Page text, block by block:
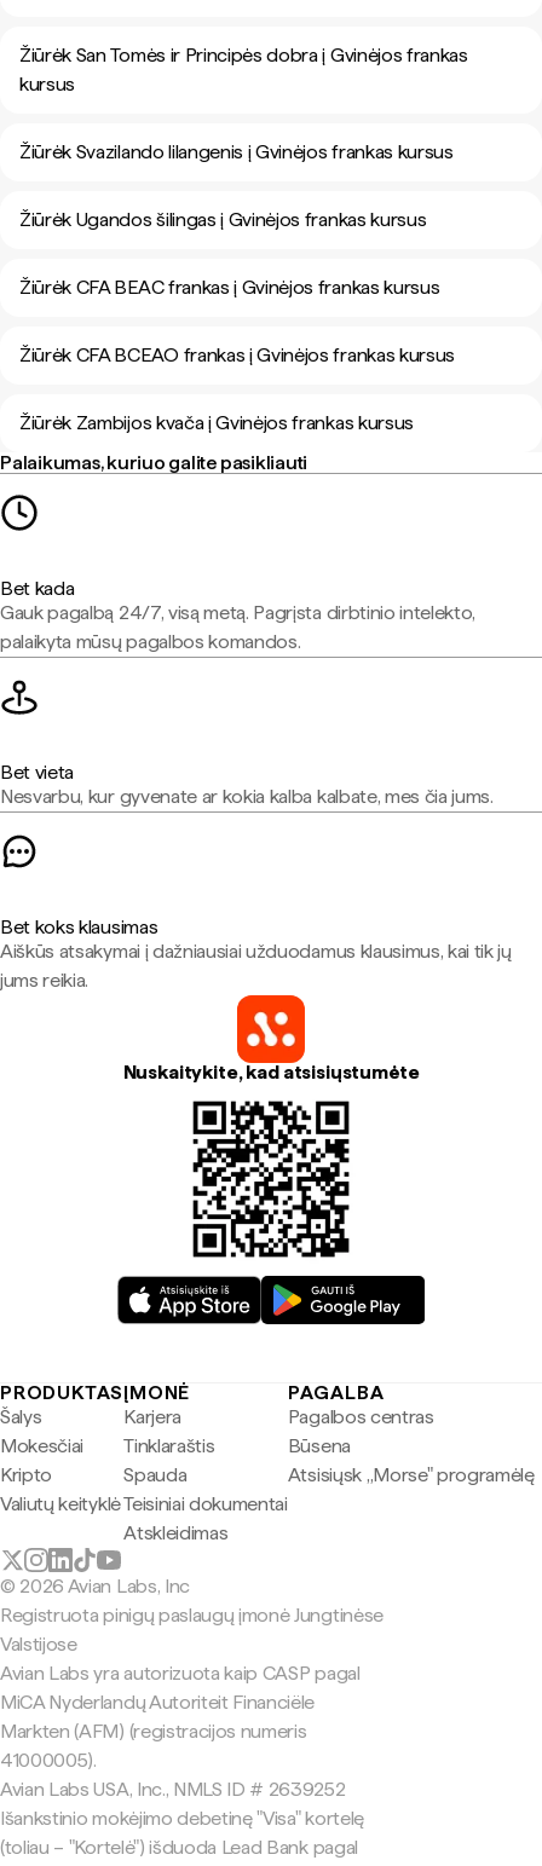
Žiūrėk San Tomės ir Principės dobra į Gvinėjos frankas
kursus
Žiūrėk Svazilando lilangenis į Gvinėjos frankas kursus
Žiūrėk Ugandos šilingas į Gvinėjos frankas kursus
Žiūrėk CFA BEAC frankas į Gvinėjos frankas kursus
Žiūrėk CFA BCEAO frankas į Gvinėjos frankas kursus
Žiūrėk Zambijos kvača į Gvinėjos frankas kursus
Palaikumas, kuriuo galite pasikliauti
Bet kada
Gauk pagalbą 24/7, visą metą. Pagrįsta dirbtinio intelekto,
palaikyta mūsų pagalbos komandos.
Bet vieta
Nesvarbu, kur gyvenate ar kokia kalba kalbate, mes čia jums.
Bet koks klausimas
Aiškūs atsakymai į dažniausiai užduodamus klausimus, kai tik jų
jums reikia.
Nuskaitykite, kad atsisiųstumėte
PRODUKTAS
Šalys
Mokesčiai
Kripto
Valiutų keityklė
ĮMONĖ
Karjera
Tinklaraštis
Spauda
Teisiniai dokumentai
Atskleidimas
PAGALBA
Pagalbos centras
Būsena
Atsisiųsk „Morse" programėlę
© 2026 Avian Labs, Inc
Registruota pinigų paslaugų įmonė Jungtinėse
Valstijose
Avian Labs yra autorizuota kaip CASP pagal
MiCA Nyderlandų Autoriteit Financiële
Markten (AFM) (registracijos numeris
41000005).
Avian Labs USA, Inc., NMLS ID # 2639252
Išankstinio mokėjimo debetinę "Visa" kortelę
(toliau – "Kortelė") išduoda Lead Bank pagal